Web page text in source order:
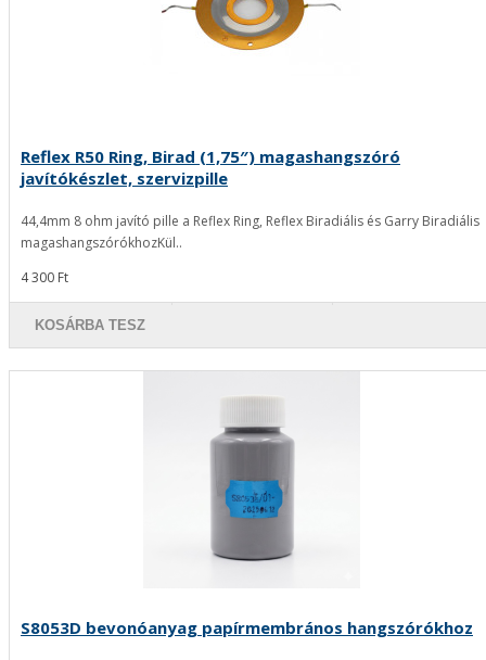
Reflex R50 Ring, Birad (1,75″) magashangszóró
javítókészlet, szervizpille
44,4mm 8 ohm javító pille a Reflex Ring, Reflex Biradiális és Garry Biradiális
magashangszórókhozKül..
4 300 Ft
KOSÁRBA TESZ
S8053D bevonóanyag papírmembrános hangszórókhoz